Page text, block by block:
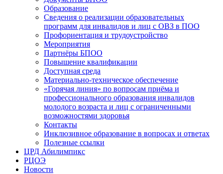
Образование
Сведения о реализации образовательных
программ для инвалидов и лиц с ОВЗ в ПОО
Профориентация и трудоустройство
Мероприятия
Партнёры БПОО
Повышение квалификации
Доступная среда
Материально-техническое обеспечение
«Горячая линия» по вопросам приёма и
профессионального образования инвалидов
молодого возраста и лиц с ограниченными
возможностями здоровья
Контакты
Инклюзивное образование в вопросах и ответах
Полезные ссылки
ЦРД Абилимпикс
РЦОЭ
Новости